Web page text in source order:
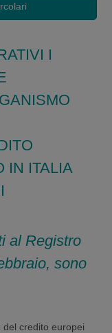
I
IN ITALIA
al Registro
sono
del credito europei